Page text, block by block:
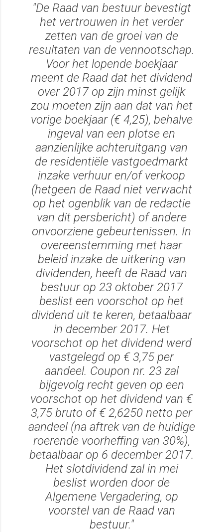
"De Raad van bestuur bevestigt
het vertrouwen in het verder
zetten van de groei van de
resultaten van de vennootschap.
Voor het lopende boekjaar
meent de Raad dat het dividend
over 2017 op zijn minst gelijk
zou moeten zijn aan dat van het
vorige boekjaar (€ 4,25), behalve
ingeval van een plotse en
aanzienlijke achteruitgang van
de residentiële vastgoedmarkt
inzake verhuur en/of verkoop
(hetgeen de Raad niet verwacht
op het ogenblik van de redactie
van dit persbericht) of andere
onvoorziene gebeurtenissen. In
overeenstemming met haar
beleid inzake de uitkering van
dividenden, heeft de Raad van
bestuur op 23 oktober 2017
beslist een voorschot op het
dividend uit te keren, betaalbaar
in december 2017. Het
voorschot op het dividend werd
vastgelegd op € 3,75 per
aandeel. Coupon nr. 23 zal
bijgevolg recht geven op een
voorschot op het dividend van €
3,75 bruto of € 2,6250 netto per
aandeel (na aftrek van de huidige
roerende voorheffing van 30%),
betaalbaar op 6 december 2017.
Het slotdividend zal in mei
beslist worden door de
Algemene Vergadering, op
voorstel van de Raad van
bestuur."